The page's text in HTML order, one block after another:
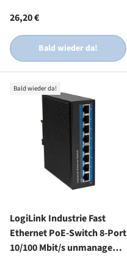
Normaler Preis
26,20 €
Bald wieder da!
Bald wieder da!
LogiLink Industrie Fast
Ethernet PoE-Switch 8-Port
10/100 Mbit/s unmanaged